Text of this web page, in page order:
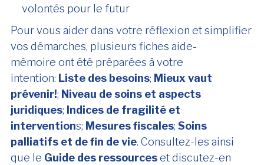
volontés pour le futur
Pour vous aider dans votre réflexion et simplifier
vos démarches, plusieurs fiches aide-
mémoire ont été préparées à votre
intention: Liste des besoins; Mieux vaut
prévenir!; Niveau de soins et aspects
juridiques; Indices de fragilité et
interventions; Mesures fiscales; Soins
palliatifs et de fin de vie. Consultez-les ainsi
que le Guide des ressourceset discutez-en